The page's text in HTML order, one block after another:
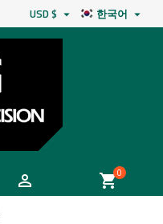
한국어 
USD $ 
 shopping_cart0